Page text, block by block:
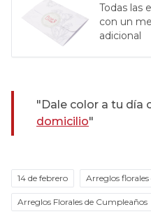
Todas las
con un
adicional
"Dale color a tu día
domicilio"
14 de febrero Arreglos
Arreglos Florales de Cumpleaños